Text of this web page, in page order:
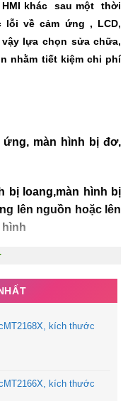
HMI khác sau một thời
về cảm ứng , LCD,
lựa chọn sửa chữa,
nhằm tiết kiệm chi phí
ứng, màn hình bị đơ,
bị loang,màn hình bị
lên nguồn hoặc lên
không kết nối với
kích thước
kích thước